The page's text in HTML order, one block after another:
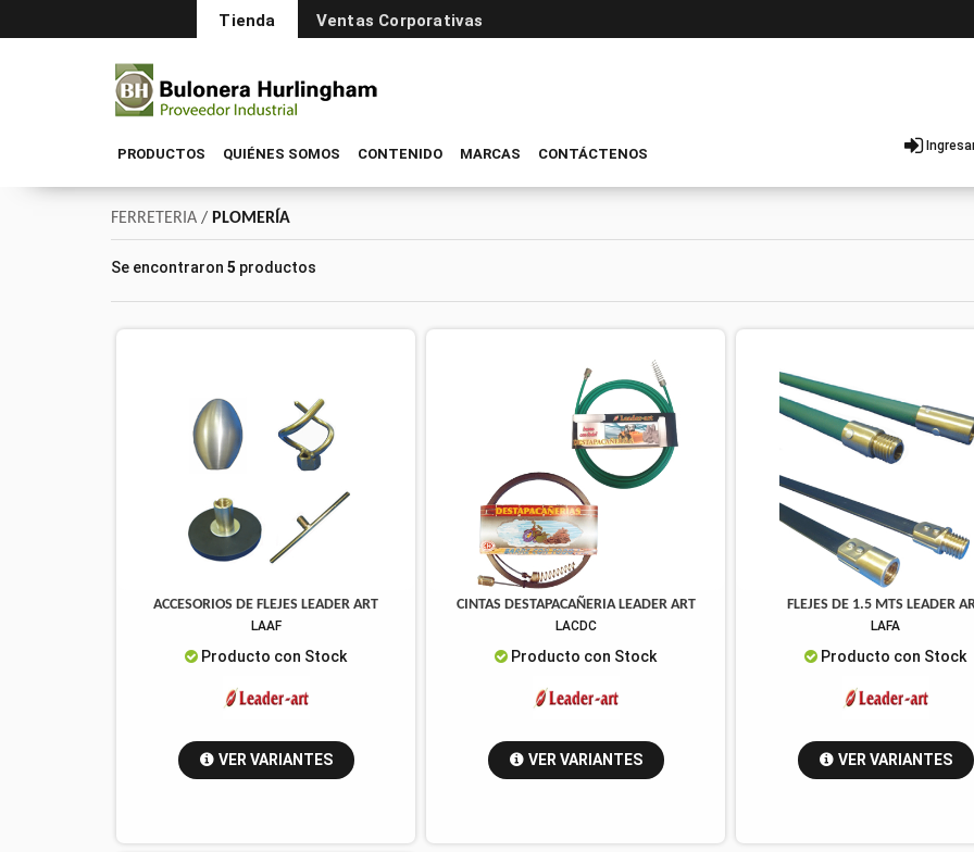
Tienda Ventas Corporativas
PRODUCTOS QUIÉNES SOMOS CONTENIDO MARCAS CONTÁCTENOS
FERRETERIA / PLOMERÍA
Se encontraron 5 productos
ACCESORIOS DE FLEJES LEADER ART
LAAF
Producto con Stock
VER VARIANTES
CINTAS DESTAPACAÑERIA LEADER ART
LACDC
Producto con Stock
VER VARIANTES
FLEJES DE 1.5 MTS LEADER
LAFA
Producto con Stock
VER VARIANTES